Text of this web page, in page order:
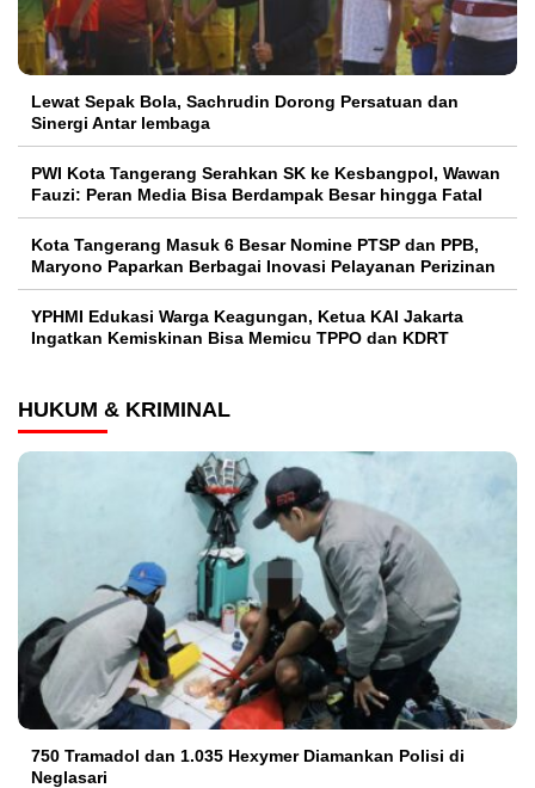
Lewat Sepak Bola, Sachrudin Dorong Persatuan dan
Sinergi Antar lembaga
PWI Kota Tangerang Serahkan SK ke Kesbangpol, Wawan
Fauzi: Peran Media Bisa Berdampak Besar hingga Fatal
Kota Tangerang Masuk 6 Besar Nomine PTSP dan PPB,
Maryono Paparkan Berbagai Inovasi Pelayanan Perizinan
YPHMI Edukasi Warga Keagungan, Ketua KAI Jakarta
Ingatkan Kemiskinan Bisa Memicu TPPO dan KDRT
HUKUM & KRIMINAL
750 Tramadol dan 1.035 Hexymer Diamankan Polisi di
Neglasari